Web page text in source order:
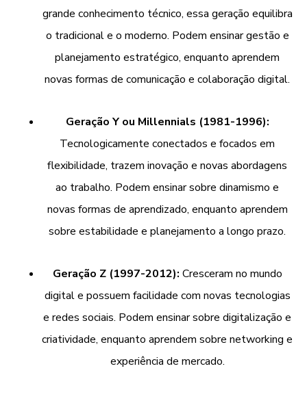
grande conhecimento técnico, essa geração equilibra
o tradicional e o moderno. Podem ensinar gestão e
planejamento estratégico, enquanto aprendem
novas formas de comunicação e colaboração digital.
Geração Y ou Millennials (1981-1996):
Tecnologicamente conectados e focados em
flexibilidade, trazem inovação e novas abordagens
ao trabalho. Podem ensinar sobre dinamismo e
novas formas de aprendizado, enquanto aprendem
sobre estabilidade e planejamento a longo prazo.
Geração Z (1997-2012): Cresceram no mundo
digital e possuem facilidade com novas tecnologias
e redes sociais. Podem ensinar sobre digitalização e
criatividade, enquanto aprendem sobre networking e
experiência de mercado.